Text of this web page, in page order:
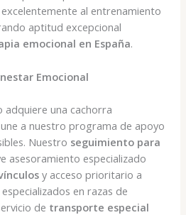
al entrenamiento
aptitud excepcional
emocional en España.
Emocional
adquiere una cachorra
a nuestro programa de apoyo
Nuestro seguimiento para
asesoramiento especializado
y acceso prioritario a
en razas de
de transporte especial